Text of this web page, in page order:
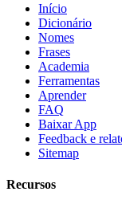
Início
Dicionário
Nomes
Frases
Academia
Ferramentas
Aprender
FAQ
Baixar App
Feedback e
Sitemap
Recursos